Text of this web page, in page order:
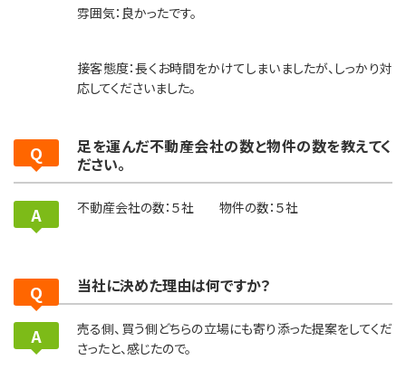
雰囲気：良かったです。
接客態度：長くお時間をかけてしまいましたが、しっかり対
応してくださいました。
足を運んだ不動産会社の数と物件の数を教えてく
ださい。
不動産会社の数：５社 物件の数：５社
当社に決めた理由は何ですか？
売る側、買う側どちらの立場にも寄り添った提案をしてくだ
さったと、感じたので。